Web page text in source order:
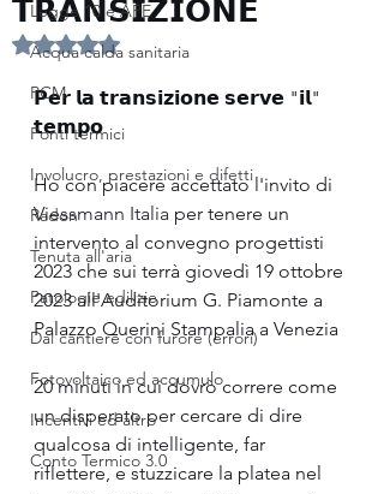
Legge 10 e APE
Acqua calda sanitaria
PCM
Ponti termici
Involucro, prestazioni e difetti
Radon
Tenuta all'aria
Patologie edilizie
Dal cantiere con furore (errori)
Fotovoltaico ed accumulo
Incentivi ed altro
Conto Termico 3.0
𝗧𝗥𝗔𝗡𝗦𝗜𝗭𝗜𝗢𝗡𝗘
Valutazione NaN stelle su 5.
𝗣𝗲𝗿 𝗹𝗮 𝘁𝗿𝗮𝗻𝘀𝗶𝘇𝗶𝗼𝗻𝗲 𝘀𝗲𝗿𝘃𝗲 "𝗶𝗹"
𝘁𝗲𝗺𝗽𝗼
Ho con piacere accettato l'invito di
Viessmann Italia per tenere un
intervento al convegno progettisti
2023 che sui terrà giovedì 19 ottobre
2023 all'Auditorium G. Piamonte a
Palazzo Querini Stampalia a Venezia
20 minuti in cui dovrò correre come
un disperato per cercare di dire
qualcosa di intelligente, far
riflettere, e stuzzicare la platea nel